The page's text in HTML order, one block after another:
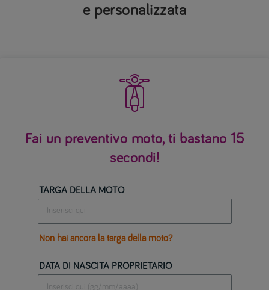
e personalizzata

Fai un preventivo moto, ti bastano 15
secondi!
TARGA DELLA MOTO
Non hai ancora la targa della moto?
DATA DI NASCITA PROPRIETARIO